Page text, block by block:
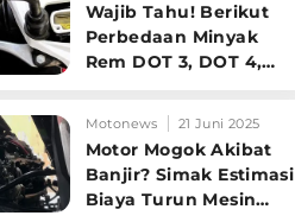
Wajib Tahu! Berikut
Perbedaan Minyak
Rem DOT 3, DOT 4,
Motor Anda
Motonews 21 Juni 2025
Motor Mogok Akibat
Banjir? Simak Estimasi
Biaya Turun Mesin